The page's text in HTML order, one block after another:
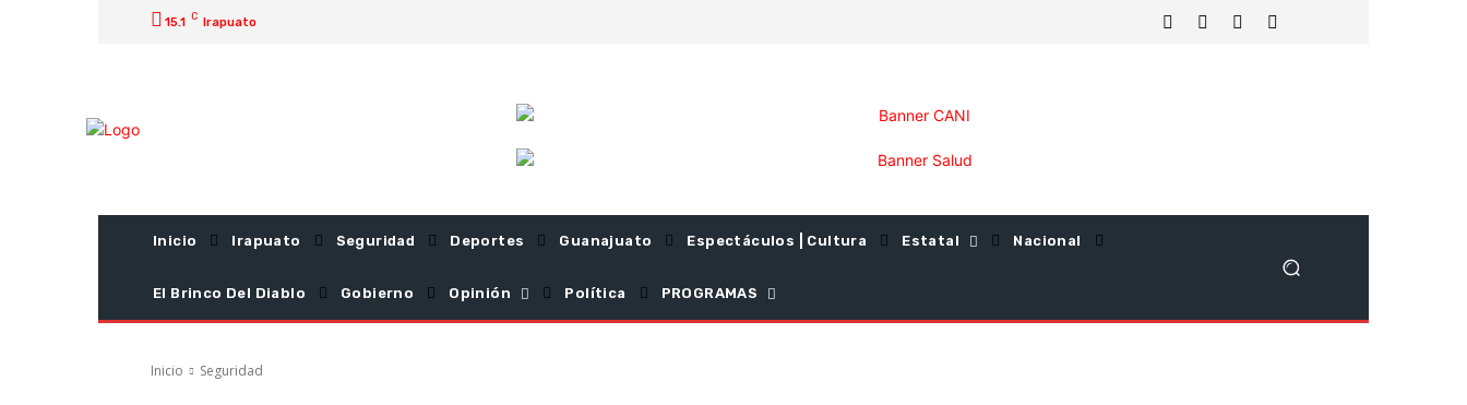
15.1 C Irapuato
Inicio Irapuato Seguridad Deportes Guanajuato Espectáculos | Cultura Estatal Nacional
El Brinco Del Diablo Gobierno Opinión Política PROGRAMAS
Inicio Seguridad